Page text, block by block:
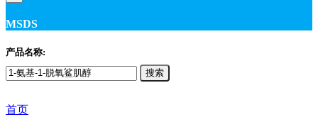
MSDS
产品名称:
搜索
首页